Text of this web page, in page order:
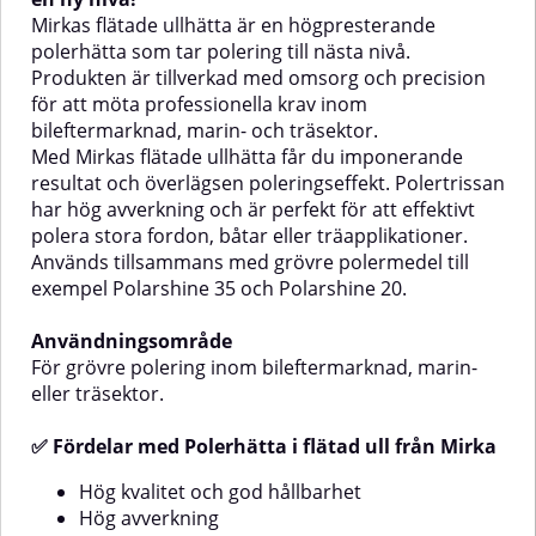
att effektivt polera stora fordon,
båtar eller träapplikationer.
Används tillsammans med grövre
polermedel till exempel
Polarshine 35 och Polarshine
20.✅ Fördelar med Polerhätta i
flätad ull från MirkaHög kvalitet
och god hållbarhetHög
avverkningTar bort oxidering och
slipreporPerfekt för grövre
polering inom bileftermarknad,
marinindustri samt inom
träsektorn.AnvändningsområdeFör
grövre polering inom
träsektor.Antal per paketx1
styckOBS! Lammullshättan har
en innerdiameter på 135 mm.
Följande underlagsplatta passar:
bättre kontroll och en
skonsammare poleringsprocess.
Hättan ger en jämn polerbild och
fungerar optimalt tillsammans
med grova polermedel. Car F.I.T-
hättan är dessutom slitstark,
formstabil och enkel att arbeta
med – perfekt för både proffs och
bilvårdsentusiaster.✅ Fördelar
med Lammullshätta 150 mm Car
F.I.TKraftfull avverkning vid
grovpoleringNaturlig lammull ger
effektiv polering och god
värmekontrollTar effektivt bort
jämn polerbildSnabb, effektiv och
och större
inför finpolering
Mirkas flätade ullhätta är en högpresterande
polerhätta som tar polering till nästa nivå.
Produkten är tillverkad med omsorg och precision
för att möta professionella krav inom
bileftermarknad, marin- och träsektor.
Med Mirkas flätade ullhätta får du imponerande
resultat och överlägsen poleringseffekt. Polertrissan
har hög avverkning och är perfekt för att effektivt
polera stora fordon, båtar eller träapplikationer.
Används tillsammans med grövre polermedel till
exempel Polarshine 35 och Polarshine 20.
Användningsområde
För grövre polering inom bileftermarknad, marin-
eller träsektor.
✅ Fördelar med Polerhätta i flätad ull från Mirka
Hög kvalitet och god hållbarhet
Hög avverkning